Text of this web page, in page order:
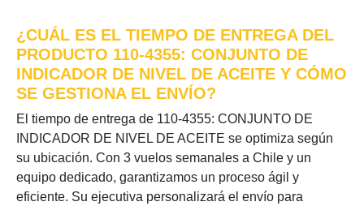
¿CUÁL ES EL TIEMPO DE ENTREGA DEL
PRODUCTO 110-4355: CONJUNTO DE
INDICADOR DE NIVEL DE ACEITE Y CÓMO
SE GESTIONA EL ENVÍO?
El tiempo de entrega de 110-4355: CONJUNTO DE
INDICADOR DE NIVEL DE ACEITE se optimiza según
su ubicación. Con 3 vuelos semanales a Chile y un
equipo dedicado, garantizamos un proceso ágil y
eficiente. Su ejecutiva personalizará el envío para